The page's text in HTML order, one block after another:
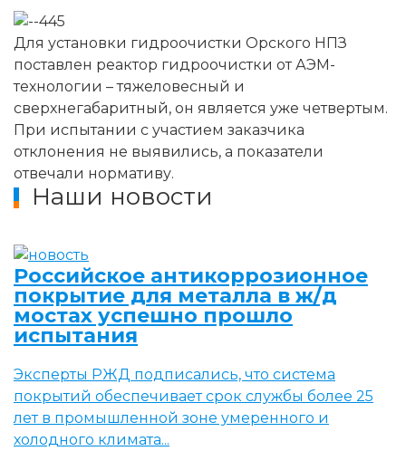
Для установки гидроочистки Орского НПЗ
поставлен реактор гидроочистки от АЭМ-
технологии – тяжеловесный и
сверхнегабаритный, он является уже четвертым.
При испытании с участием заказчика
отклонения не выявились, а показатели
отвечали нормативу.
Наши новости
Российское антикоррозионное
покрытие для металла в ж/д
мостах успешно прошло
испытания
Эксперты РЖД подписались, что система
покрытий обеспечивает срок службы более 25
лет в промышленной зоне умеренного и
холодного климата...